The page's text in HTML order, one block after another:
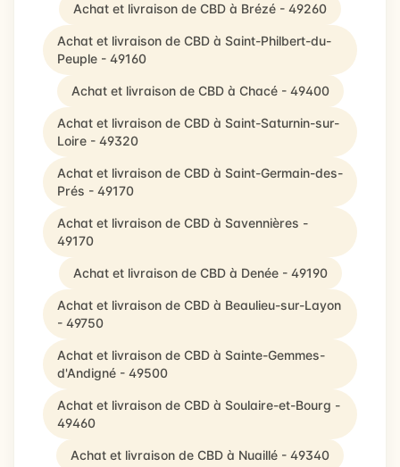
Achat et livraison de CBD à Brézé - 49260
Achat et livraison de CBD à Saint-Philbert-du-
Peuple - 49160
Achat et livraison de CBD à Chacé - 49400
Achat et livraison de CBD à Saint-Saturnin-sur-
Loire - 49320
Achat et livraison de CBD à Saint-Germain-des-
Prés - 49170
Achat et livraison de CBD à Savennières -
49170
Achat et livraison de CBD à Denée - 49190
Achat et livraison de CBD à Beaulieu-sur-Layon
- 49750
Achat et livraison de CBD à Sainte-Gemmes-
d'Andigné - 49500
Achat et livraison de CBD à Soulaire-et-Bourg -
49460
Achat et livraison de CBD à Nuaillé - 49340